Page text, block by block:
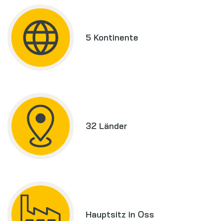
5 Kontinente
32 Länder
Hauptsitz in Oss